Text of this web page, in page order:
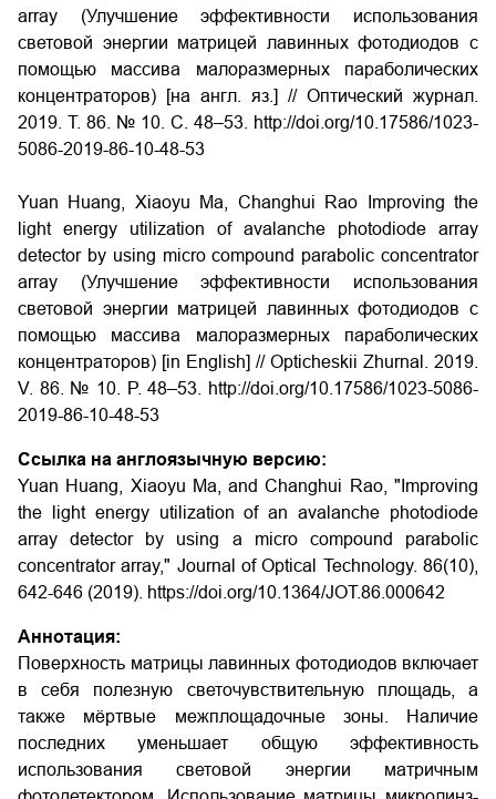
array (Улучшение эффективности использования
световой энергии матрицей лавинных фотодиодов с
помощью массива малоразмерных параболических
концентраторов) [на англ. яз.] // Оптический журнал.
2019. Т. 86. № 10. С. 48–53. http://doi.org/10.17586/1023-
5086-2019-86-10-48-53
Yuan Huang, Xiaoyu Ma, Changhui Rao Improving the
light energy utilization of avalanche photodiode array
detector by using micro compound parabolic concentrator
array (Улучшение эффективности использования
световой энергии матрицей лавинных фотодиодов с
помощью массива малоразмерных параболических
концентраторов) [in English] // Opticheskii Zhurnal. 2019.
V. 86. № 10. P. 48–53. http://doi.org/10.17586/1023-5086-
2019-86-10-48-53
Ссылка на англоязычную версию:
Yuan Huang, Xiaoyu Ma, and Changhui Rao, "Improving
the light energy utilization of an avalanche photodiode
array detector by using a micro compound parabolic
concentrator array," Journal of Optical Technology. 86(10),
642-646 (2019). https://doi.org/10.1364/JOT.86.000642
Аннотация:
Поверхность матрицы лавинных фотодиодов включает
в себя полезную светочувствительную площадь, а
также мёртвые межплощадочные зоны. Наличие
последних уменьшает общую эффективность
использования световой энергии матричным